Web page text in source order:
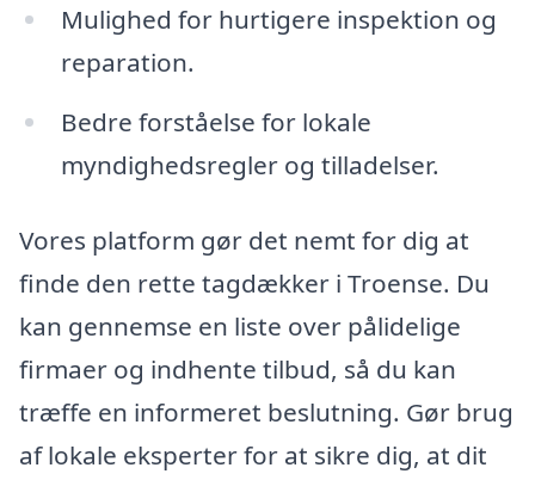
Mulighed for hurtigere inspektion og
reparation.
Bedre forståelse for lokale
myndighedsregler og tilladelser.
Vores platform gør det nemt for dig at
finde den rette tagdækker i Troense. Du
kan gennemse en liste over pålidelige
firmaer og indhente tilbud, så du kan
træffe en informeret beslutning. Gør brug
af lokale eksperter for at sikre dig, at dit